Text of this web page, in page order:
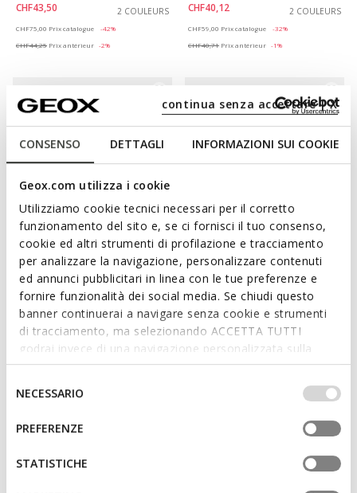
CONSENSO DETTAGLI INFORMAZIONI SUI COOKIE
Geox.com utilizza i cookie
Utilizziamo cookie tecnici necessari per il corretto
funzionamento del sito e, se ci fornisci il tuo consenso,
cookie ed altri strumenti di profilazione e tracciamento
per analizzare la navigazione, personalizzare contenuti
ed annunci pubblicitari in linea con le tue preferenze e
fornire funzionalità dei social media. Se chiudi questo
banner continuerai a navigare senza cookie e strumenti
di tracciamento, ma selezionando ACCETTA TUTTI
godrai invece di una navigazione personalizzata sulla
base dei tuoi gusti ed interessi. Selezionando
IMPOSTAZIONI potrai anche scegliere quali cookies ed
altri strumenti di tracciamento autorizzare. Per maggiori
informazioni o per modificare in qualsiasi momento le
tue impostazioni, visita la nostra
consenso
NECESSARIO
PREFERENZE
STATISTICHE
continua senza accettare | X
CHF43,50
2 COULEURS
CHF75,00 Prix catalogue
-42%
CHF44,25 Prix antérieur -2%
CHF40,12
2 COULEURS
CHF59,00 Prix catalogue
-32%
CHF40,71 Prix antérieur -1%
SANDAL ZAPITO BÉBÉ GARÇON
Sandales premiers pas velcro
CHF48,10
Price reduced from
to
CHF48,75 Prix antérieur -1%
SANDAL ZAPITO BÉBÉ
Sandales premiers pas velcro
CHF36,26
Price reduced from
to
CHF36,75 Prix antérieur -1%